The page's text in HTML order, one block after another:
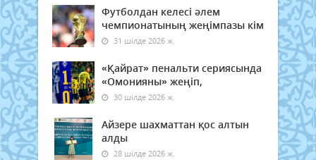
Футболдан келесі әлем
чемпионатының жеңімпазы кім
31 шілде 2026 ж.
«Қайрат» пенальти сериясында
«Омонияны» жеңіп,
30 шілде 2026 ж.
Айзере шахматтан қос алтын
алды
28 шілде 2026 ж.